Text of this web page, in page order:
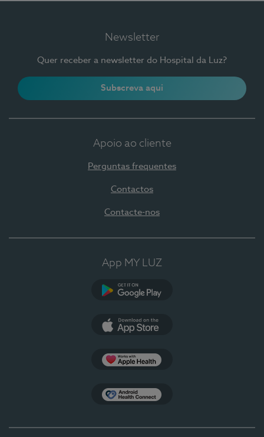
Newsletter
Quer receber a newsletter do Hospital da Luz?
Subscreva aqui
Apoio ao cliente
Perguntas frequentes
Contactos
Contacte-nos
App MY LUZ